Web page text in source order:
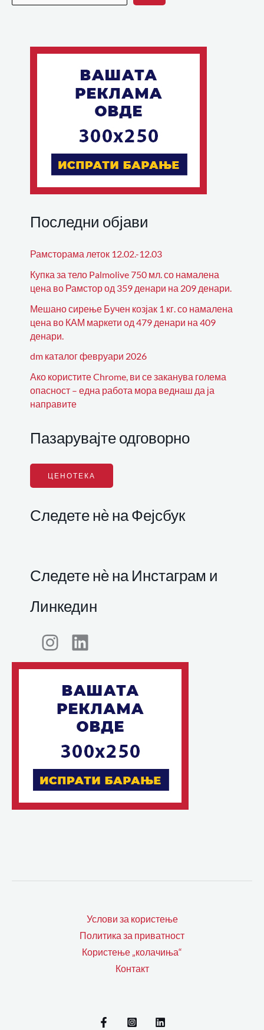
Последни објави
Рамсторама леток 12.02.-12.03
Купка за тело Palmolive 750 мл. со намалена
цена во Рамстор од 359 денари на 209 денари.
Мешано сирење Бучен козјак 1 кг. со намалена
цена во КАМ маркети од 479 денари на 409
денари.
dm каталог февруари 2026
Ако користите Chrome, ви се заканува голема
опасност – една работа мора веднаш да ја
направите
Пазарувајте одговорно
ЦЕНОТЕКА
Следете нѐ на Фејсбук
Следете нѐ на Инстаграм и
Линкедин
Услови за користење
Политика за приватност
Користење „колачиња“
Контакт